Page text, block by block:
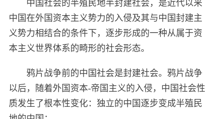
中国社会的半殖民地半封建社会，是近代以来
中国在外国资本主义势力的入侵及其与中国封建主
义势力相结合的条件下，逐步形成的一种从属于资
本主义世界体系的畸形的社会形态。
鸦片战争前的中国社会是封建社会。鸦片战争
以后，随着外国资本-帝国主义的入侵，中国社会性
质发生了根本性变化：独立的中国逐步变成半殖民